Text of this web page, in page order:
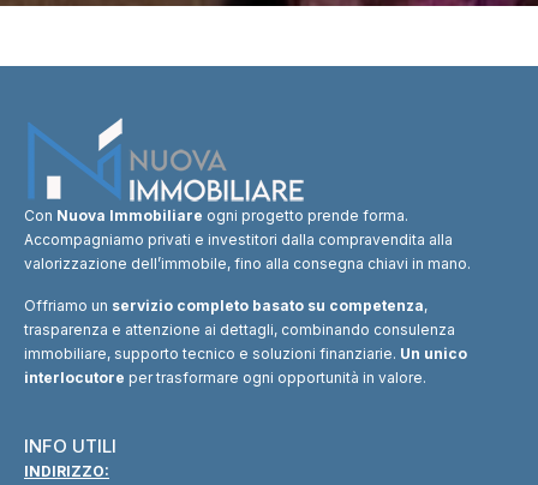
Con Nuova Immobiliare ogni progetto prende forma.
Accompagniamo privati e investitori dalla compravendita alla
valorizzazione dell’immobile, fino alla consegna chiavi in mano.
Offriamo un servizio completo basato su competenza,
trasparenza e attenzione ai dettagli, combinando consulenza
immobiliare, supporto tecnico e soluzioni finanziarie. Un unico
interlocutore per trasformare ogni opportunità in valore.
INFO UTILI
INDIRIZZO: